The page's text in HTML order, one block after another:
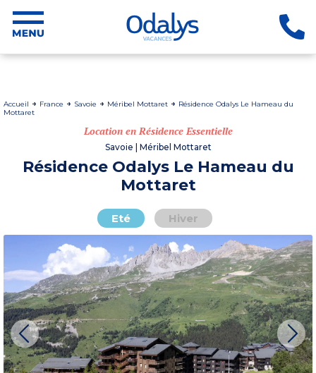
Accueil France Savoie Méribel Mottaret
Résidence Odalys Le Hameau du
Mottaret
Location en Résidence Essentielle
Savoie | Méribel Mottaret
Résidence Odalys Le Hameau du
Mottaret
Eté Hiver